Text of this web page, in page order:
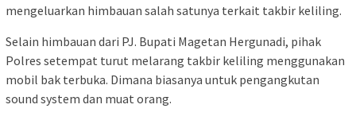
mengeluarkan himbauan salah satunya terkait takbir keliling.
Selain himbauan dari PJ. Bupati Magetan Hergunadi, pihak
Polres setempat turut melarang takbir keliling menggunakan
mobil bak terbuka. Dimana biasanya untuk pengangkutan
sound system dan muat orang.